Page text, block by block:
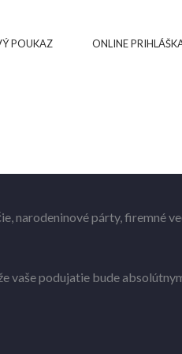
POUKAZ
ONLINE
narodeninové párty, firemné
vaše podujatie bude